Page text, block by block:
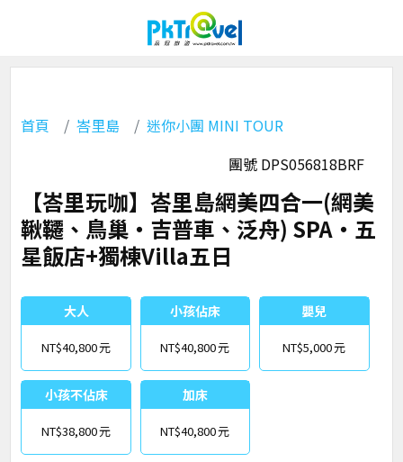
首頁 峇里島
迷你小團 MINI TOUR
團號 DPS056818BRF
【峇里玩咖】峇里島網美四合一(網美
鞦韆、鳥巢‧吉普車、泛舟) SPA‧五
星飯店+獨棟Villa五日
大人
NT$40,800
小孩佔床
NT$40,800
嬰兒
NT$5,000
小孩不佔床
NT$38,800
加床
NT$40,800